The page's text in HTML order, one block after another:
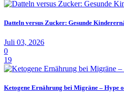
Datteln versus Zucker: Gesunde
Juli 03, 2026
0
19
Ketogene Ernährung bei Migräne – Hype